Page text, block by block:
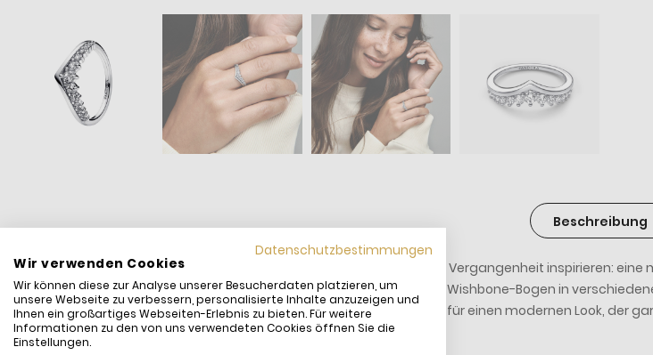
Beschreibung
Lass dich mit diesem Pandora Timeless Wishbone Pavé-Ring von der Vergangenheit inspirieren:
Sterling-Silber bezaubert mit einer funkelnden Pavé-Reihe unter dem Wishbone-Bogen in
einzeln oder kombiniere ihn mit funkelnden Pandora Timeless Ringen für einen modernen Look, der
Hersteller: Pandora
Datenschutzbestimmungen
Wir verwenden Cookies
Wir können diese zur Analyse unserer Besucherdaten platzieren, um
unsere Webseite zu verbessern, personalisierte Inhalte anzuzeigen und
Ihnen ein großartiges Webseiten-Erlebnis zu bieten. Für weitere
Informationen zu den von uns verwendeten Cookies öffnen Sie die
Einstellungen.